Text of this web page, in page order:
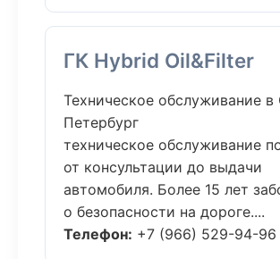
ГК Hybrid Oil&Filter
Техническое обслуживание в
Петербург
техническое обслуживание
от консультации до выдачи
автомобиля. Более 15 лет
о безопасности на дороге....
Телефон: +7 (966) 529-94-96